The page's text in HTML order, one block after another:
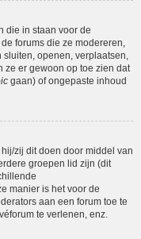
die in staan voor de
forums die ze modereren,
openen, verplaatsen,
ze er gewoon op toe zien dat
gaan) of ongepaste inhoud
zij dit doen door middel van
groepen lid zijn (dit
manier is het voor de
aan een forum toe te
te verlenen, enz.